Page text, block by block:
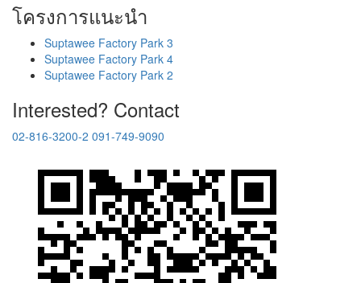
โครงการแนะนำ
Suptawee Factory Park 3
Suptawee Factory Park 4
Suptawee Factory Park 2
Interested? Contact
02-816-3200-2 091-749-9090